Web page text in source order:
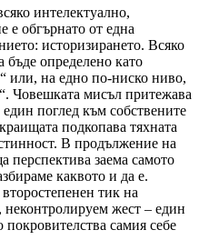
интелектуално,
е обгърнато от една
историзирането. Всяко
определено като
или, на едно по-ниско ниво,
Човешката мисъл притежава
поглед към собствените
подкопава тяхната
В продължение на
перспектива заема самото
каквото и да е.
тик на
неконтролируем жест – един
самия себе